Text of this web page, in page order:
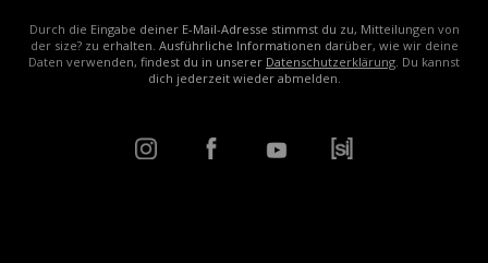
Durch die Eingabe deiner E-Mail-Adresse stimmst du zu, Mitteilungen von
der size? zu erhalten. Ausführliche Informationen darüber, wie wir deine
Daten verwenden, findest du in unserer Datenschutzerklärung. Du kannst
dich jederzeit wieder abmelden.